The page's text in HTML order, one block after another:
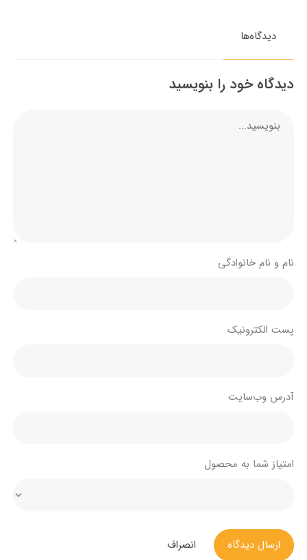
دیدگاه‌ها
دیدگاه خود را بنویسید
نام و نام خانوادگی
پست الکترونیک
آدرس وب‌سایت
امتیاز شما به محصول
ارسال دیدگاه انصراف